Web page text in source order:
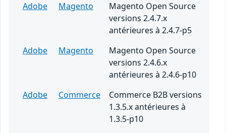
Adobe
Magento
Magento Open Source
versions 2.4.7.x
antérieures à 2.4.7-p5
Adobe
Magento
Magento Open Source
versions 2.4.6.x
antérieures à 2.4.6-p10
Adobe
Commerce
Commerce B2B versions
1.3.5.x antérieures à
1.3.5-p10